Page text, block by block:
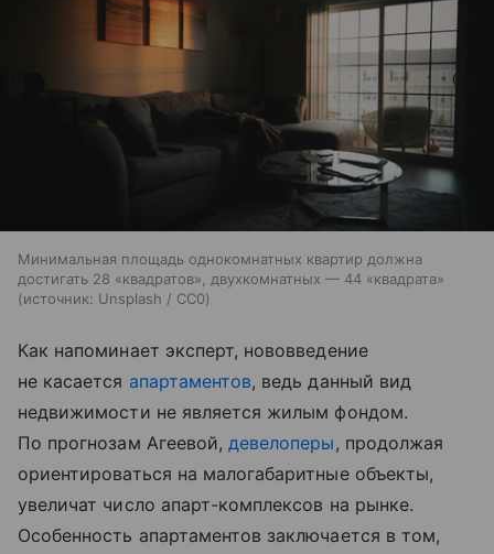
Минимальная площадь однокомнатных квартир должна
достигать 28 «квадратов», двухкомнатных — 44 «квадрата»
источник: Unsplash / CC0
Как напоминает эксперт, нововведение
не касается апартаментов, ведь данный вид
недвижимости не является жилым фондом.
По прогнозам Агеевой,девелоперы, продолжая
ориентироваться на малогабаритные объекты,
увеличат число апарт-комплексов на рынке.
Особенность апартаментов заключается в том,